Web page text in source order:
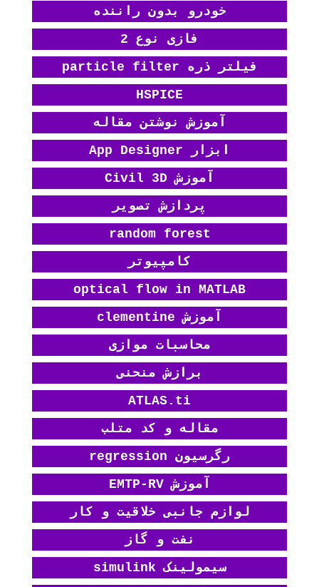
خودرو بدون راننده
فازی نوع 2
فیلتر ذره particle filter
HSPICE
آموزش نوشتن مقاله
ابزار App Designer
آموزش Civil 3D
پردازش تصویر
random forest
کامپیوتر
optical flow in MATLAB
آموزش clementine
محاسبات موازی
برازش منحنی
ATLAS.ti
مقاله و کد متلب
رگرسیون regression
آموزش EMTP-RV
لوازم جانبی خلاقیت و کار
نفت و گاز
سیمولینک simulink